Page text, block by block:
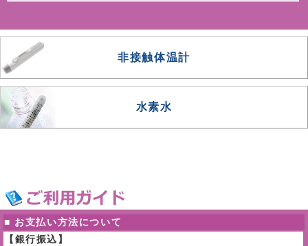
非接触体温計
水素水
■ お支払い方法について
【銀行振込】